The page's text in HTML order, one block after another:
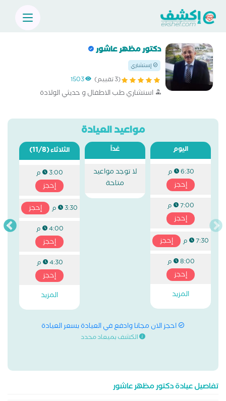
دكتور مظهر عاشور
إستشاري
(3 تقييم) 1503
استشاري طب الاطفال و حديثي الولادة
مواعيد العيادة
اليوم
6:30 م
إحجز
7:00 م
إحجز
7:30 م إحجز
8:00 م
إحجز
المزيد
غداً
لا توجد مواعيد
متاحة
الثلاثاء(11/8)
3:00 م
إحجز
3:30 م إحجز
4:00 م
إحجز
4:30 م
إحجز
المزيد
احجز الان مجانا وادفع في العيادة بسعر العيادة
الكشف بميعاد محدد
تفاصيل عيادة دكتور مظهر عاشور